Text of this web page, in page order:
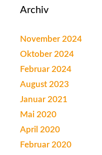
Archiv
November 2024
Oktober 2024
Februar 2024
August 2023
Januar 2021
Mai 2020
April 2020
Februar 2020